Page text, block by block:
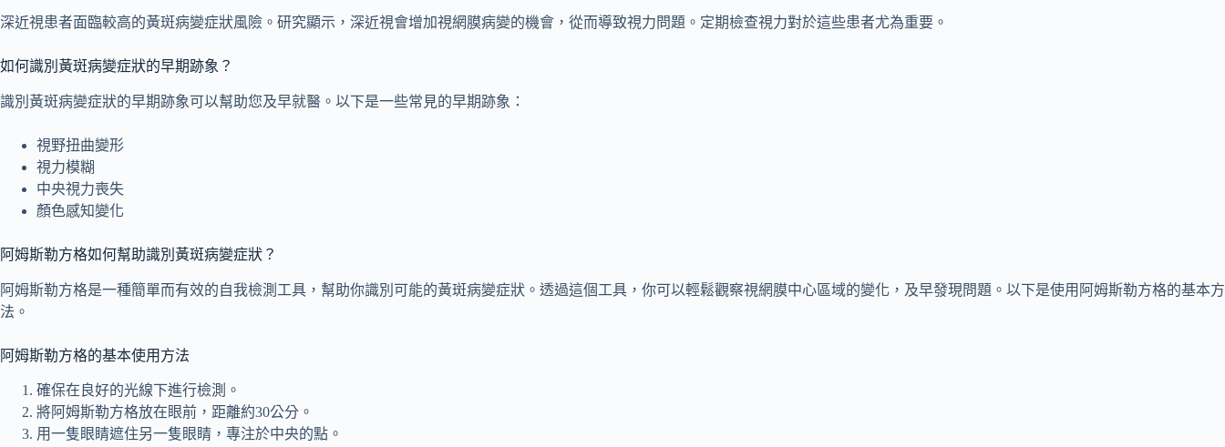
深近視患者面臨較高的黃斑病變症狀風險。研究顯示，深近視會增加視網膜病變的機會，從而導致視力問題。定期檢查視力對於這些患者尤為重要。
如何識別黃斑病變症狀的早期跡象？
識別黃斑病變症狀的早期跡象可以幫助您及早就醫。以下是一些常見的早期跡象：
視野扭曲變形
視力模糊
中央視力喪失
顏色感知變化
阿姆斯勒方格如何幫助識別黃斑病變症狀？
阿姆斯勒方格是一種簡單而有效的自我檢測工具，幫助你識別可能的黃斑病變症狀。透過這個工具，你可以輕鬆觀察視網膜中心區域的變化，及早發現問題。以下是使用阿姆斯勒方格的基本方
法。
阿姆斯勒方格的基本使用方法
確保在良好的光線下進行檢測。
將阿姆斯勒方格放在眼前，距離約30公分。
用一隻眼睛遮住另一隻眼睛，專注於中央的點。